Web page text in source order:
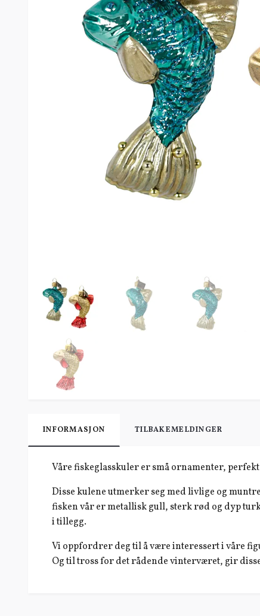
INFORMASJON TILBAKEMELDINGER
Våre fiskeglasskuler er små ornamenter,
Disse kulene utmerker seg med livlige og
fisken vår er metallisk gull, sterk rød og dyp
i tillegg.
Vi oppfordrer deg til å være interessert i våre
Og til tross for det rådende vinterværet, gir